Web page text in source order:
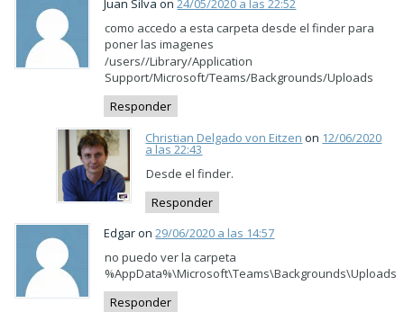
Juan Silva on24/05/2020 a las 22:52
como accedo a esta carpeta desde el finder para
poner las imagenes
/users//Library/Application
Support/Microsoft/Teams/Backgrounds/Uploads
Responder
Christian Delgado von Eitzen on 12/06/2020
a las 22:43
Desde el finder.
Responder
Edgar on29/06/2020 a las 14:57
no puedo ver la carpeta
%AppData%\Microsoft\Teams\Backgrounds\Uploads
Responder